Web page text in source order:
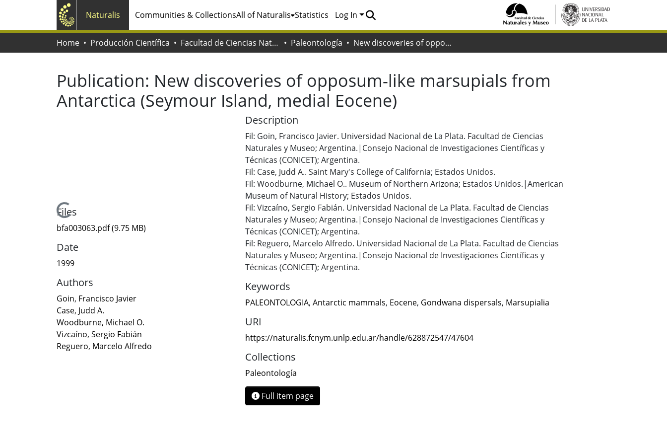
Naturalis Communities & CollectionsAll of Naturalis Statistics Log In
Home Producción Científica Facultad de Ciencias Naturales y Museo Paleontología New discoveries of opposum-like marsupials from Antarctica (Seymour Island, medial Eocene)
Publication: New discoveries of opposum-like marsupials from
Antarctica (Seymour Island, medial Eocene)
Loading...
Files
bfa003063.pdf(9.75 MB)
Date
1999
Authors
Goin, Francisco Javier
Case, Judd A.
Woodburne, Michael O.
Vizcaíno, Sergio Fabián
Reguero, Marcelo Alfredo
Description
Fil: Goin, Francisco Javier. Universidad Nacional de La Plata. Facultad de Ciencias
Naturales y Museo; Argentina.|Consejo Nacional de Investigaciones Científicas y
Técnicas (CONICET); Argentina.
Fil: Case, Judd A.. Saint Mary's College of California; Estados Unidos.
Fil: Woodburne, Michael O.. Museum of Northern Arizona; Estados Unidos.|American
Museum of Natural History; Estados Unidos.
Fil: Vizcaíno, Sergio Fabián. Universidad Nacional de La Plata. Facultad de Ciencias
Naturales y Museo; Argentina.|Consejo Nacional de Investigaciones Científicas y
Técnicas (CONICET); Argentina.
Fil: Reguero, Marcelo Alfredo. Universidad Nacional de La Plata. Facultad de Ciencias
Naturales y Museo; Argentina.|Consejo Nacional de Investigaciones Científicas y
Técnicas (CONICET); Argentina.
Keywords
PALEONTOLOGIA, Antarctic mammals, Eocene, Gondwana dispersals, Marsupialia
URI
https://naturalis.fcnym.unlp.edu.ar/handle/628872547/47604
Collections
Paleontología
Full item page